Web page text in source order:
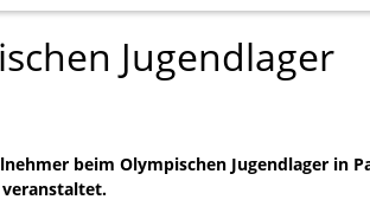
Jugendlager
beim Olympischen Jugendlager in
veranstaltet.